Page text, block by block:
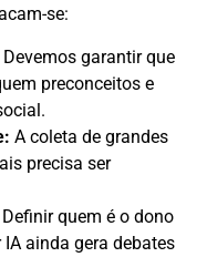
se:
Devemos garantir que
preconceitos e
A coleta de grandes
precisa ser
Definir quem é o dono
ainda gera debates